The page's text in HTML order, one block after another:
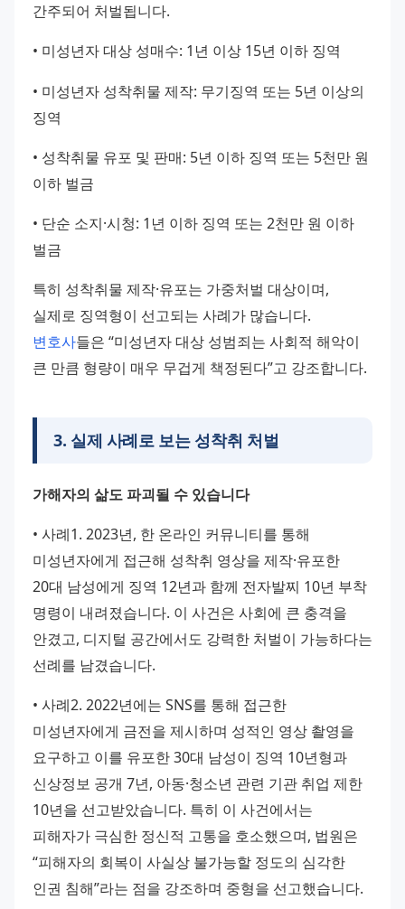
간주되어 처벌됩니다.
• 미성년자 대상 성매수: 1년 이상 15년 이하 징역
• 미성년자 성착취물 제작: 무기징역 또는 5년 이상의
징역
• 성착취물 유포 및 판매: 5년 이하 징역 또는 5천만 원
이하 벌금
• 단순 소지·시청: 1년 이하 징역 또는 2천만 원 이하
벌금
특히 성착취물 제작·유포는 가중처벌 대상이며,
변호사들은 “미성년자 대상 성범죄는 사회적 해악이
큰 만큼 형량이 매우 무겁게 책정된다”고 강조합니다.
3. 실제 사례로 보는 성착취 처벌
가해자의 삶도 파괴될 수 있습니다
• 사례1. 2023년, 한 온라인 커뮤니티를 통해
미성년자에게 접근해 성착취 영상을 제작·유포한
20대 남성에게 징역 12년과 함께 전자발찌 10년 부착
명령이 내려졌습니다. 이 사건은 사회에 큰 충격을
안겼고, 디지털 공간에서도 강력한 처벌이 가능하다는
선례를 남겼습니다.
• 사례2. 2022년에는 SNS를 통해 접근한
미성년자에게 금전을 제시하며 성적인 영상 촬영을
요구하고 이를 유포한 30대 남성이 징역 10년형과
신상정보 공개 7년, 아동·청소년 관련 기관 취업 제한
10년을 선고받았습니다. 특히 이 사건에서는
피해자가 극심한 정신적 고통을 호소했으며, 법원은
“피해자의 회복이 사실상 불가능할 정도의 심각한
인권 침해”라는 점을 강조하며 중형을 선고했습니다.